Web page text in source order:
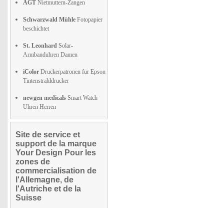
AGT Nietmuttern-Zangen
Schwarzwald Mühle Fotopapier
beschichtet
St. Leonhard Solar-
Armbanduhren Damen
iColor Druckerpatronen für Epson
Tintenstrahldrucker
newgen medicals Smart Watch
Uhren Herren
Site de service et
support de la marque
Your Design Pour les
zones de
commercialisation de
l'Allemagne, de
l'Autriche et de la
Suisse